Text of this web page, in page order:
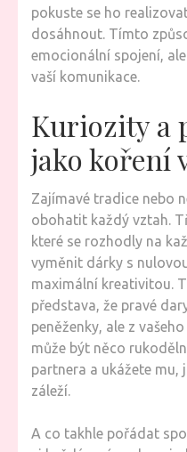
pokuste se ho
dosáhnout. Tímto
emocionální spojení,
vaší komunikace.
Kuriozity a
jako koření
Zajímavé tradice nebo
obohatit každý vztah.
které se rozhodly na
vyměnit dárky s
maximální kreativitou.
představa, že pravé
peněženky, ale z
může být něco
partnera a ukážete mu,
záleží.
A co takhle pořádat